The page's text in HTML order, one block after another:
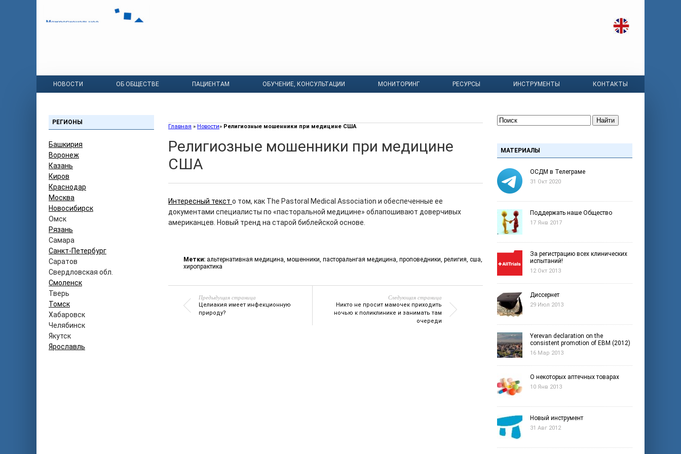
НОВОСТИ ОБ ОБЩЕСТВЕ ПАЦИЕНТАМ ОБУЧЕНИЕ, КОНСУЛЬТАЦИИ МОНИТОРИНГ РЕСУРСЫ ИНСТРУМЕНТЫ КОНТАКТЫ
РЕГИОНЫ
Башкирия
Воронеж
Казань
Киров
Краснодар
Москва
Новосибирск
Омск
Рязань
Самара
Санкт-Петербург
Саратов
Свердловская обл.
Смоленск
Тверь
Томск
Хабаровск
Челябинск
Якутск
Ярославль
Главная » Новости» Религиозные мошенники при медицине США
Религиозные мошенники при медицине
США
Интересный текст о том, как The Pastoral Medical Association и обеспеченные ее
документами специалисты по «пасторальной медицине» облапошивают доверчивых
американцев. Новый тренд на старой библейской основе.
Метки: альтернативная медицина, мошенники, пасторальнгая медицина, проповедники, религия, сша,
хиропрактика
Предыдущая страница
Целиакия имеет инфекционную
природу?
Следующая страница
Никто не просит мамочек приходить
ночью к поликлинике и занимать там
очереди
Найти
МАТЕРИАЛЫ
ОСДМ в Телеграме
31 Окт 2020
Поддержать наше Общество
17 Янв 2017
За регистрацию всех клинических
испытаний!
12 Окт 2013
Диссернет
29 Июл 2013
Yerevan declaration on the
consistent promotion of EBM (2012)
16 Мар 2013
О некоторых аптечных товарах
10 Янв 2013
Новый инструмент
31 Авг 2012